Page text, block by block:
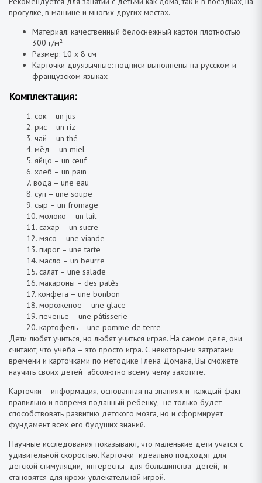
прогулке, в машине и многих других местах.
Материал: качественный белоснежный картон плотностью
300 г/м²
Размер: 10 х 8 см
Карточки двуязычные: подписи выполнены на русском и
французском языках
Комплектация:
1. сок – un jus
2. рис – un riz
3. чай – un thé
4. мёд – un miel
5. яйцо – un œuf
6. хлеб – un pain
7. вода – une eau
8. суп – une soupe
9. сыр – un fromage
10. молоко – un lait
11. сахар – un sucre
12. мясо – une viande
13. пирог – une tarte
14. масло – un beurre
15. салат – une salade
16. макароны – des patês
17. конфета – une bonbon
18. мороженое – une glace
19. печенье – une pâtisserie
20. картофель – une pomme de terre
Дети любят учиться, но любят учиться играя. На самом деле, они
считают, что учеба – это просто игра. С некоторыми затратами
времени и карточками по методике Глена Домана, Вы сможете
научить своих детей абсолютно всему чему захотите.
Карточки – информация, основанная на знаниях и каждый факт
правильно и вовремя поданный ребенку, не только будет
способствовать развитию детского мозга, но и сформирует
фундамент всех его будущих знаний.
Научные исследования показывают, что маленькие дети учатся с
удивительной скоростью. Карточки идеально подходят для
детской стимуляции, интересны для большинства детей, и
становятся для крохи увлекательной игрой.